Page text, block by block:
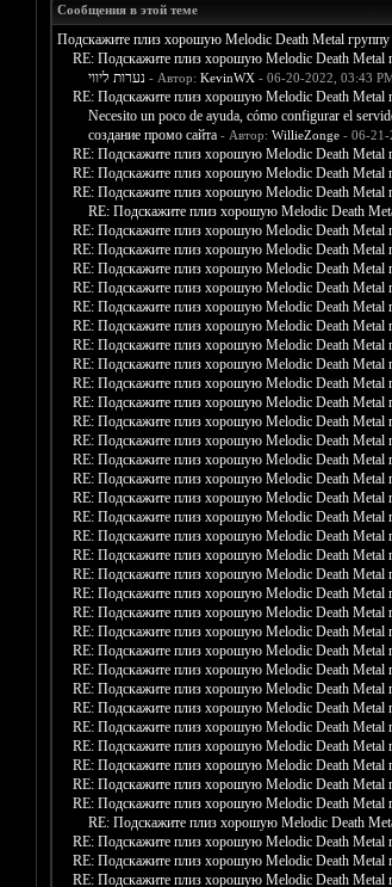
Сообщения в этой теме
Подскажите плиз хорошую Melodic Death Metal группу
RE: Подскажите плиз хорошую Melodic Death Metal
נערות ליווי - Автор: KevinWX- 06-20-2022, 03:43
RE: Подскажите плиз хорошую Melodic Death Metal
Necesito un poco de ayuda, cómo configurar el
создание промо сайта - Автор: WillieZonge- 06-21-
RE: Подскажите плиз хорошую Melodic Death Metal
RE: Подскажите плиз хорошую Melodic Death Metal
RE: Подскажите плиз хорошую Melodic Death Metal
RE: Подскажите плиз хорошую Melodic Death
RE: Подскажите плиз хорошую Melodic Death Metal
RE: Подскажите плиз хорошую Melodic Death Metal
RE: Подскажите плиз хорошую Melodic Death Metal
RE: Подскажите плиз хорошую Melodic Death Metal
RE: Подскажите плиз хорошую Melodic Death Metal
RE: Подскажите плиз хорошую Melodic Death Metal
RE: Подскажите плиз хорошую Melodic Death Metal
RE: Подскажите плиз хорошую Melodic Death Metal
RE: Подскажите плиз хорошую Melodic Death Metal
RE: Подскажите плиз хорошую Melodic Death Metal
RE: Подскажите плиз хорошую Melodic Death Metal
RE: Подскажите плиз хорошую Melodic Death Metal
RE: Подскажите плиз хорошую Melodic Death Metal
RE: Подскажите плиз хорошую Melodic Death Metal
RE: Подскажите плиз хорошую Melodic Death Metal
RE: Подскажите плиз хорошую Melodic Death Metal
RE: Подскажите плиз хорошую Melodic Death Metal
RE: Подскажите плиз хорошую Melodic Death Metal
RE: Подскажите плиз хорошую Melodic Death Metal
RE: Подскажите плиз хорошую Melodic Death Metal
RE: Подскажите плиз хорошую Melodic Death Metal
RE: Подскажите плиз хорошую Melodic Death Metal
RE: Подскажите плиз хорошую Melodic Death Metal
RE: Подскажите плиз хорошую Melodic Death Metal
RE: Подскажите плиз хорошую Melodic Death Metal
RE: Подскажите плиз хорошую Melodic Death Metal
RE: Подскажите плиз хорошую Melodic Death Metal
RE: Подскажите плиз хорошую Melodic Death Metal
RE: Подскажите плиз хорошую Melodic Death Metal
RE: Подскажите плиз хорошую Melodic Death Metal
RE: Подскажите плиз хорошую Melodic Death Metal
RE: Подскажите плиз хорошую Melodic Death
RE: Подскажите плиз хорошую Melodic Death Metal
RE: Подскажите плиз хорошую Melodic Death Metal
RE: Подскажите плиз хорошую Melodic Death Metal